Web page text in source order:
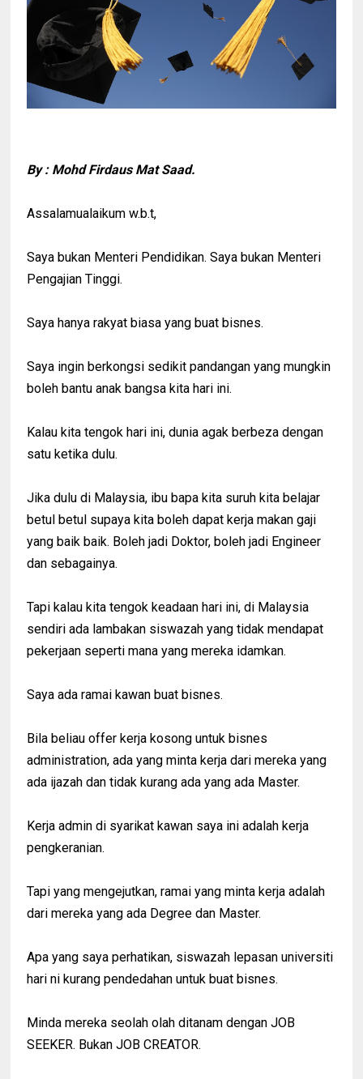
By : Mohd Firdaus Mat Saad.
Assalamualaikum w.b.t,
Saya bukan Menteri Pendidikan. Saya bukan Menteri
Pengajian Tinggi.
Saya hanya rakyat biasa yang buat bisnes.
Saya ingin berkongsi sedikit pandangan yang mungkin
boleh bantu anak bangsa kita hari ini.
Kalau kita tengok hari ini, dunia agak berbeza dengan
satu ketika dulu.
Jika dulu di Malaysia, ibu bapa kita suruh kita belajar
betul betul supaya kita boleh dapat kerja makan gaji
yang baik baik. Boleh jadi Doktor, boleh jadi Engineer
dan sebagainya.
Tapi kalau kita tengok keadaan hari ini, di Malaysia
sendiri ada lambakan siswazah yang tidak mendapat
pekerjaan seperti mana yang mereka idamkan.
Saya ada ramai kawan buat bisnes.
Bila beliau offer kerja kosong untuk bisnes
administration, ada yang minta kerja dari mereka yang
ada ijazah dan tidak kurang ada yang ada Master.
Kerja admin di syarikat kawan saya ini adalah kerja
pengkeranian.
Tapi yang mengejutkan, ramai yang minta kerja adalah
dari mereka yang ada Degree dan Master.
Apa yang saya perhatikan, siswazah lepasan universiti
hari ni kurang pendedahan untuk buat bisnes.
Minda mereka seolah olah ditanam dengan JOB
SEEKER. Bukan JOB CREATOR.